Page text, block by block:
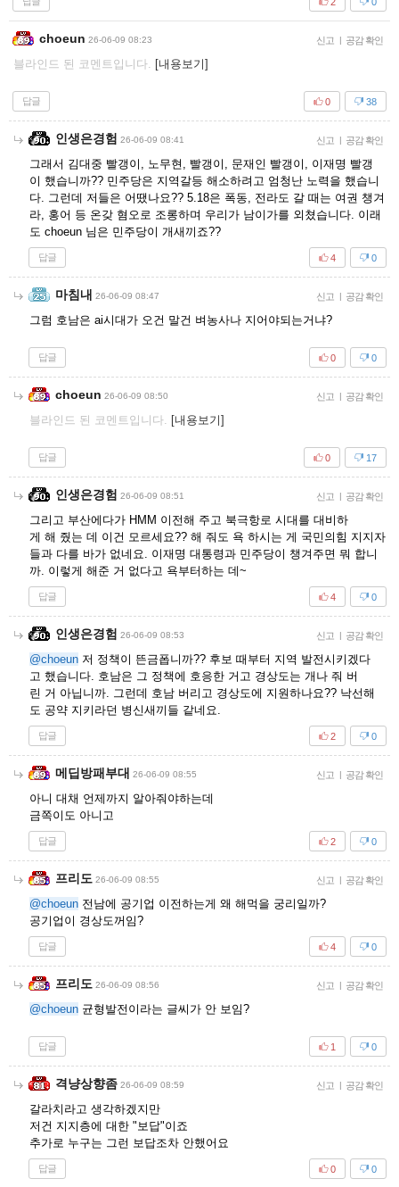
choeun 26-06-09 08:23 신고 | 공감 확인
블라인드 된 코멘트입니다. [내용보기]
답글 38
0
인생은경험 26-06-09 08:41 신고 | 공감 확인
그래서 김대중 빨갱이, 노무현, 빨갱이, 문재인 빨갱이, 이재명 빨갱
이 했습니까?? 민주당은 지역갈등 해소하려고 엄청난 노력을 했습니
다. 그런데 저들은 어땠나요?? 5.18은 폭동, 전라도 갈 때는 여권 챙겨
라, 홍어 등 온갖 혐오로 조롱하며 우리가 남이가를 외쳤습니다. 이래
도 choeun 님은 민주당이 개새끼죠??
답글 0
4
마침내 26-06-09 08:47 신고 | 공감 확인
그럼 호남은 ai시대가 오건 말건 벼농사나 지어야되는거냐?
답글 0
0
choeun 26-06-09 08:50 신고 | 공감 확인
블라인드 된 코멘트입니다. [내용보기]
답글 17
0
인생은경험 26-06-09 08:51 신고 | 공감 확인
그리고 부산에다가 HMM 이전해 주고 북극항로 시대를 대비하
게 해 줬는 데 이건 모르세요?? 해 줘도 욕 하시는 게 국민의힘 지지자
들과 다를 바가 없네요. 이재명 대통령과 민주당이 챙겨주면 뭐 합니
까. 이렇게 해준 거 없다고 욕부터하는 데~
답글 0
4
인생은경험 26-06-09 08:53 신고 | 공감 확인
@choeun 저 정책이 뜬금폽니까?? 후보 때부터 지역 발전시키겠다
고 했습니다. 호남은 그 정책에 호응한 거고 경상도는 개나 줘 버
린 거 아닙니까. 그런데 호남 버리고 경상도에 지원하나요?? 낙선해
도 공약 지키라던 병신새끼들 같네요.
답글 0
2
메딥방패부대 26-06-09 08:55 신고 | 공감 확인
아니 대채 언제까지 알아줘야하는데
금쪽이도 아니고
답글 0
2
프리도 26-06-09 08:55 신고 | 공감 확인
@choeun 전남에 공기업 이전하는게 왜 해먹을 궁리일까?
공기업이 경상도꺼임?
답글 0
4
프리도 26-06-09 08:56 신고 | 공감 확인
@choeun 균형발전이라는 글씨가 안 보임?
답글 0
1
격냥상향좀 26-06-09 08:59 신고 | 공감 확인
갈라치라고 생각하겠지만
저건 지지층에 대한 "보답"이죠
추가로 누구는 그런 보답조차 안했어요
답글 0
0